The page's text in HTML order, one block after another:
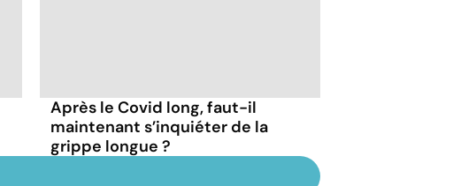
Après le Covid long, faut-il
maintenant s’inquiéter de la
grippe longue ?